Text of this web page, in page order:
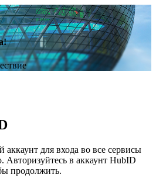
для входа во все сервисы
Авторизуйтесь в аккаунт HubID
продолжить.